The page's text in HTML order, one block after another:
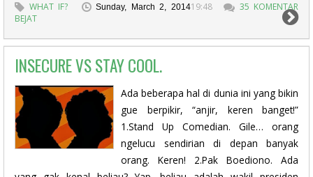
WHAT IF? Sunday, March 2, 201419:48
35 KOMENTAR
BEJAT
INSECURE VS STAY COOL.
Ada beberapa hal di dunia ini yang bikin
gue berpikir, “anjir, keren banget!”
1.Stand Up Comedian. Gile… orang
ngelucu sendirian di depan banyak
orang. Keren! 2.Pak Boediono. Ada